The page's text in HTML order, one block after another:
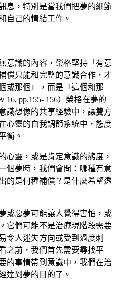
息，特別是當我們把夢的細節
自己的情結工作。
意識的內容，榮格堅持「有意
償只能和完整的意識合作，才
或那個』，而是『這個和那
16, pp.155- 156）榮格在夢的
識想像的共享經驗中，讓雙方
心靈的自我調節系統中，態度
衡。
心靈，或是肯定意識的態度，
個夢時，我們會問：哪種有意
的是何種補償？是什麼希望透
或惡夢可能讓人覺得害怕，或
它們可能不是治療現階段需要
令人迷失方向或受到過度刺
之前，我們首先需要尋找平
的事情帶到意識中，我們在治
達到夢的目的了。